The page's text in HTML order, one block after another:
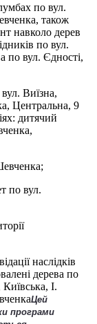
по вул.
також
навколо дерев
по вул.
по вул. Єдності,
Виїзна,
Центральна, 9
дитячий
по вул.
наслідків
дерева по
І.
Цей
програми